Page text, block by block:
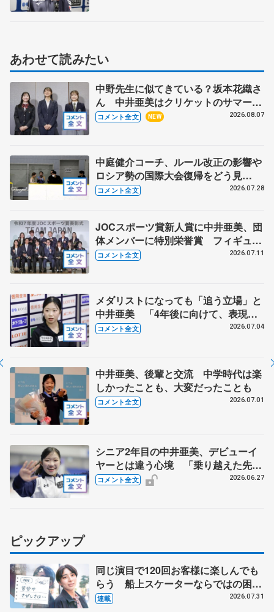
あわせて読みたい
中野先生に似てきている？坂本花織さ
ん 中井亜美はクリケットのサマーキ
ャンプに 島田麻央はたくさん試合に
コメント全文 NEW 2026.08.07
中庭健介コーチ、ルール改正の影響や
ロシア勢の国際大会復帰をどう見
る？ 中井亜美の今後の４年間に向け
コメント全文 2026.07.28
JOCスポーツ賞新人賞に中井亜美、団
体メンバーに特別栄誉賞 フィギュア
スケートに別のスポーツを組み合わせ
コメント全文 2026.07.11
メダリストになっても「追う立場」と
中井亜美 「4年後に向けて、表現の
幅を広げていきたい」【全日本シニア
コメント全文 2026.07.04
中井亜美、後輩と交流 中学時代は楽
しかったことも、大変だったことも
コメント全文 2026.07.01
シニア2年目の中井亜美、デビューイ
ヤーとは違う心境 「乗り越えた先
に、本当に自分自身の夢がかなう」
コメント全文 2026.06.27
ピックアップ
同じ演目で120回お客様に楽しんでも
らう 船上スケーターならではの困難
とは 影響あったPIW前キャプテン松
連載 2026.07.31